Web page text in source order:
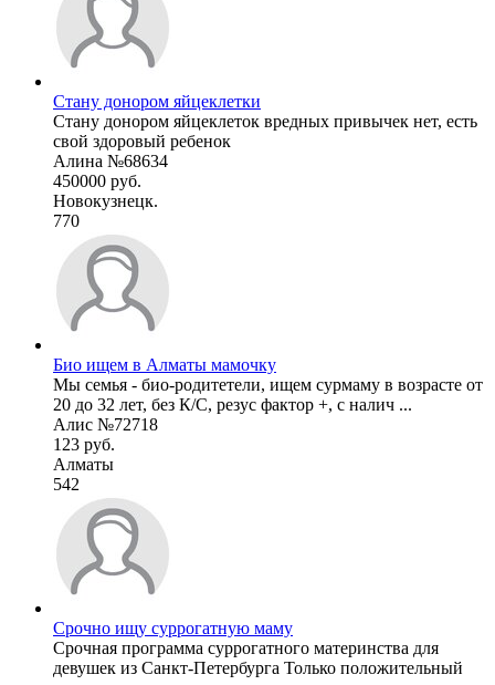
Стану донором яйцеклетки
Стану донором яйцеклеток вредных привычек нет, есть
свой здоровый ребенок
Алина №68634
450000 руб.
Новокузнецк.
770
Био ищем в Алматы мамочку
Мы семья - био-родитетели, ищем сурмаму в возрасте от
20 до 32 лет, без К/С, резус фактор +, с налич ...
Алис №72718
123 руб.
Алматы
542
Срочно ищу суррогатную маму
Срочная программа суррогатного материнства для
девушек из Санкт-Петербурга Только положительный